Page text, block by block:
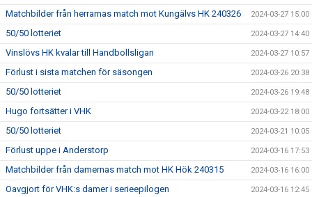
Matchbilder från herrarnas match mot Kungälvs HK 240326 2024-03-27 15:00
50/50 lotteriet 2024-03-27 14:40
Vinslövs HK kvalar till Handbollsligan 2024-03-27 10:57
Förlust i sista matchen för säsongen 2024-03-26 20:38
50/50 lotteriet 2024-03-26 19:48
Hugo fortsätter i VHK 2024-03-22 18:00
50/50 lotteriet 2024-03-21 10:05
Förlust uppe i Anderstorp 2024-03-16 17:53
Matchbilder från damernas match mot HK Hök 240315 2024-03-16 16:00
Oavgjort för VHK:s damer i serieepilogen 2024-03-16 12:45